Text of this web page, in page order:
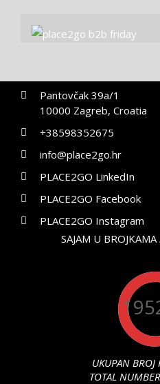
Pantovčak 39a/1
10000 Zagreb, Croatia
+38598352675
info@place2go.hr
PLACE2GO LinkedIn
PLACE2GO Facebook
PLACE2GO Instagram
SAJAM U
UKUPAN BROJ
TOTAL